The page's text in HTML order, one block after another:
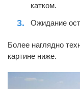
катком.
Ожидание
Более наглядно
картине ниже.